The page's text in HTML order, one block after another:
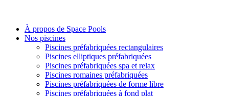
À propos de Space Pools
Nos piscines
Piscines préfabriquées rectangulaires
Piscines elliptiques préfabriquées
Piscines préfabriquées spa et relax
Piscines romaines préfabriquées
Piscines préfabriquées de forme libre
Piscines préfabriquées à fond plat